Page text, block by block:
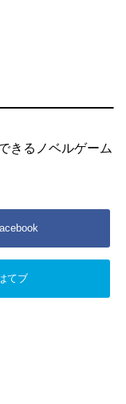
きるノベルゲーム
てブ